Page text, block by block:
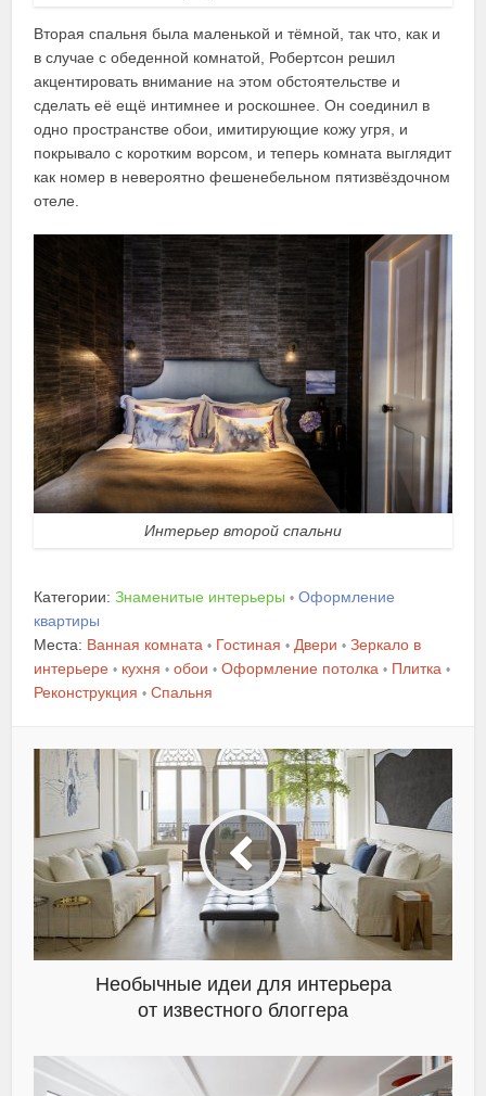
Вторая спальня была маленькой и тёмной, так что, как и
в случае с обеденной комнатой, Робертсон решил
акцентировать внимание на этом обстоятельстве и
сделать её ещё интимнее и роскошнее. Он соединил в
одно пространстве обои, имитирующие кожу угря, и
покрывало с коротким ворсом, и теперь комната выглядит
как номер в невероятно фешенебельном пятизвёздочном
отеле.
Интерьер второй спальни
Категории:Знаменитые интерьеры • Оформление
квартиры
Места: Ванная комната • Гостиная • Двери • Зеркало в
интерьере • кухня • обои • Оформление потолка • Плитка •
Реконструкция • Спальня
Необычные идеи для интерьера
от известного блоггера